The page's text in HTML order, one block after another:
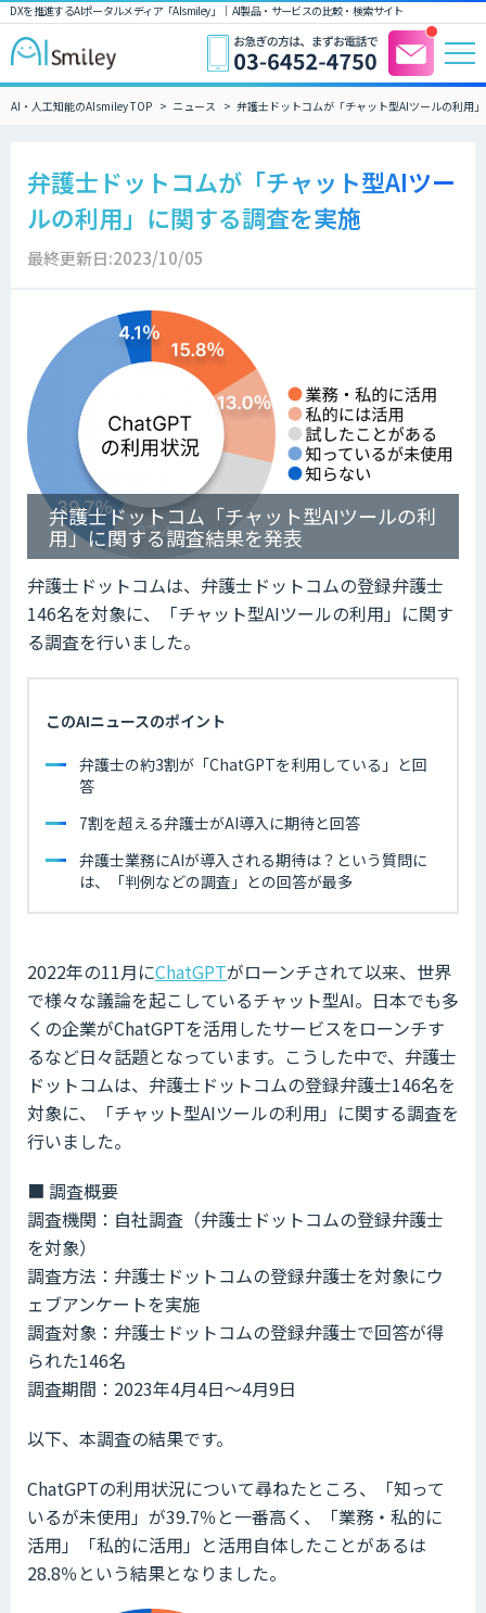
DXを推進するAIポータルメディア「AIsmiley」｜ AI製品・サービスの比較・検索サイト
AI・人工知能のAIsmiley TOP ニュース 弁護士ドットコムが「チャット型AIツールの利用
弁護士ドットコムが「チャット型AIツー
ルの利用」に関する調査を実施
最終更新日:2023/10/05
弁護士ドットコム「チャット型AIツールの利
用」に関する調査結果を発表
弁護士ドットコムは、弁護士ドットコムの登録弁護士
146名を対象に、「チャット型AIツールの利用」に関す
る調査を行いました。
このAIニュースのポイント
弁護士の約3割が「ChatGPTを利用している」と回
答
7割を超える弁護士がAI導入に期待と回答
弁護士業務にAIが導入される期待は？という質問に
は、「判例などの調査」との回答が最多
2022年の11月にChatGPTがローンチされて以来、世界
で様々な議論を起こしているチャット型AI。日本でも多
くの企業がChatGPTを活用したサービスをローンチす
るなど日々話題となっています。こうした中で、弁護士
ドットコムは、弁護士ドットコムの登録弁護士146名を
対象に、「チャット型AIツールの利用」に関する調査を
行いました。
■ 調査概要
調査機関：自社調査（弁護士ドットコムの登録弁護士
を対象）
調査方法：弁護士ドットコムの登録弁護士を対象にウ
ェブアンケートを実施
調査対象：弁護士ドットコムの登録弁護士で回答が得
られた146名
調査期間：2023年4月4日〜4月9日
以下、本調査の結果です。
ChatGPTの利用状況について尋ねたところ、「知って
いるが未使用」が39.7％と一番高く、「業務・私的に
活用」「私的に活用」と活用自体したことがあるは
28.8％という結果となりました。